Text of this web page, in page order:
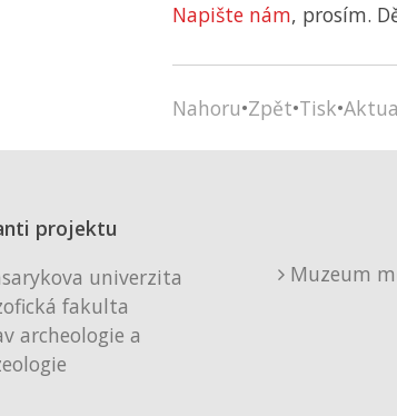
Napište nám, prosím.
Nahoru•Zpět•Tisk•
projektu
univerzita
fakulta
archeologie a
Muzeum